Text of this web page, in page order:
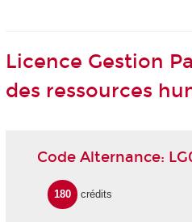
Licence Gestion
des ressources
Code Alternance:
180 crédits